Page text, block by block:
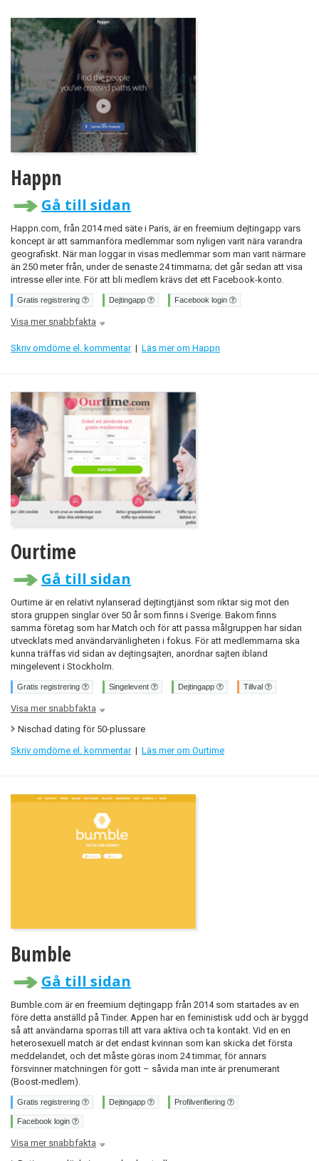
Happn
Gå till sidan
Happn.com, från 2014 med säte i Paris, är en freemium dejtingapp vars
koncept är att sammanföra medlemmar som nyligen varit nära varandra
geografiskt. När man loggar in visas medlemmar som man varit närmare
än 250 meter från, under de senaste 24 timmarna; det går sedan att visa
intresse eller inte. För att bli medlem krävs det ett Facebook-konto.
Gratis registrering Dejtingapp Facebook login
Visa mer snabbfakta
Skriv omdöme el. kommentar | Läs mer om Happn
Ourtime
Gå till sidan
Ourtime är en relativt nylanserad dejtingtjänst som riktar sig mot den
stora gruppen singlar över 50 år som finns i Sverige. Bakom finns
samma företag som har Match och för att passa målgruppen har sidan
utvecklats med användarvänligheten i fokus. För att medlemmarna ska
kunna träffas vid sidan av dejtingsajten, anordnar sajten ibland
mingelevent i Stockholm.
Gratis registrering Singelevent Dejtingapp Tillval
Visa mer snabbfakta
Nischad dating för 50-plussare
Skriv omdöme el. kommentar | Läs mer om Ourtime
Bumble
Gå till sidan
Bumble.com är en freemium dejtingapp från 2014 som startades av en
före detta anställd på Tinder. Appen har en feministisk udd och är byggd
så att användarna sporras till att vara aktiva och ta kontakt. Vid en en
heterosexuell match är det endast kvinnan som kan skicka det första
meddelandet, och det måste göras inom 24 timmar, för annars
försvinner matchningen för gott – såvida man inte är prenumerant
(Boost-medlem).
Gratis registrering Dejtingapp Profilverifiering
Facebook login
Visa mer snabbfakta